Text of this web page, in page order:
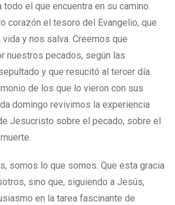
el que encuentra en su camino.
corazón el tesoro del Evangelio, que
y nos salva. Creemos que
nuestros pecados, según las
y que resucitó al tercer día.
de los que lo vieron con sus
domingo revivimos la experiencia
Jesucristo sobre el pecado, sobre el
somos lo que somos. Que esta gracia
sino que, siguiendo a Jesús,
en la tarea fascinante de